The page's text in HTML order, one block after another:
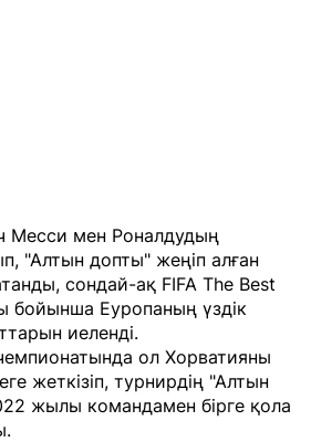
мен Роналдудың
"Алтын допты" жеңіп алған
сондай-ақ FIFA The Best
бойынша Еуропаның үздік
иеленді.
ол Хорватияны
жеткізіп, турнирдің "Алтын
жылы командамен бірге қола